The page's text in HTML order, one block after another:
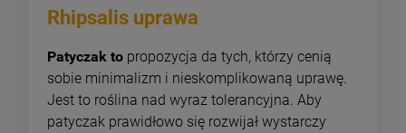
Rhipsalis uprawa
Patyczak to propozycja da tych, którzy cenią
sobie minimalizm i nieskomplikowaną uprawę.
Jest to roślina nad wyraz tolerancyjna. Aby
patyczak prawidłowo się rozwijał wystarczy